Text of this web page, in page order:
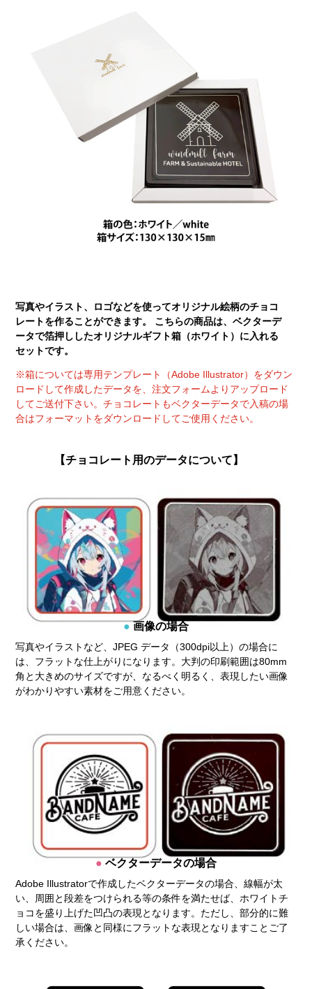
写真やイラスト、ロゴなどを使ってオリジナル絵柄のチョコ
レートを作ることができます。 こちらの商品は、ベクターデ
ータで箔押ししたオリジナルギフト箱（ホワイト）に入れる
セットです。
※箱については専用テンプレート（Adobe Illustrator）をダウン
ロードして作成したデータを、注文フォームよりアップロード
してご送付下さい。チョコレートもベクターデータで入稿の場
合はフォーマットをダウンロードしてご使用ください。
【チョコレート用のデータについて】
画像の場合
写真やイラストなど、JPEG データ（300dpi以上）の場合に
は、フラットな仕上がりになります。大判の印刷範囲は80mm
角と大きめのサイズですが、なるべく明るく、表現したい画像
がわかりやすい素材をご用意ください。
ベクターデータの場合
Adobe Illustratorで作成したベクターデータの場合、線幅が太
い、周囲と段差をつけられる等の条件を満たせば、ホワイトチ
ョコを盛り上げた凹凸の表現となります。ただし、部分的に難
しい場合は、画像と同様にフラットな表現となりますことご了
承ください。